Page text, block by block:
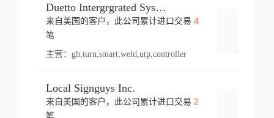
Duetto Intergrgrated Systems Inc.
来自美国的客户，此公司累计进口交易 4
笔
主营： gh,turn,smart,weld,utp,controller
Local Signguys Inc.
来自美国的客户，此公司累计进口交易 2
笔